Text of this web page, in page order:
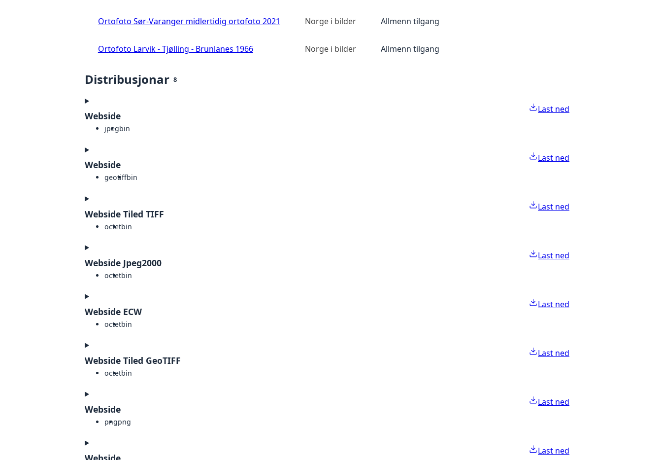
Ortofoto Sør-Varanger midlertidig ortofoto 2021 Norge i bilder Allmenn tilgang
Ortofoto Larvik - Tjølling - Brunlanes 1966 Norge i bilder Allmenn tilgang
Distribusjonar 8
Webside
jpegbin
Last ned
Webside
geotiffbin
Last ned
Webside Tiled TIFF
octetbin
Last ned
Webside Jpeg2000
octetbin
Last ned
Webside ECW
octetbin
Last ned
Webside Tiled GeoTIFF
octetbin
Last ned
Webside
pngpng
Last ned
Last ned